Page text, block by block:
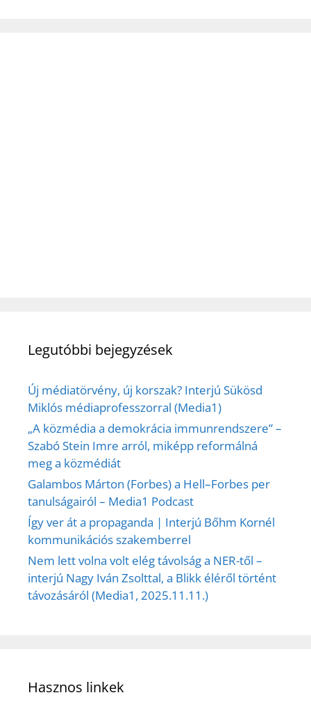
Legutóbbi bejegyzések
Új médiatörvény, új korszak? Interjú Sükösd
Miklós médiaprofesszorral (Media1)
„A közmédia a demokrácia immunrendszere” –
Szabó Stein Imre arról, miképp reformálná
meg a közmédiát
Galambos Márton (Forbes) a Hell–Forbes per
tanulságairól – Media1 Podcast
Így ver át a propaganda | Interjú Bőhm Kornél
kommunikációs szakemberrel
Nem lett volna volt elég távolság a NER-től –
interjú Nagy Iván Zsolttal, a Blikk éléről történt
távozásáról (Media1, 2025.11.11.)
Hasznos linkek